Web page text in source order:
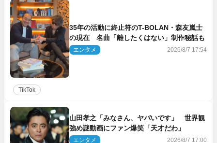
35年の活動に終止符のT-BOLAN・森友嵐士
の現在 名曲「離したくはない」制作秘話も
エンタメ 2026/8/7 17:54
TikTok
山田孝之「みなさん、ヤバいです」 世界観
強め謎動画にファン爆笑「天才だわ」
エンタメ 2026/8/7 17:00